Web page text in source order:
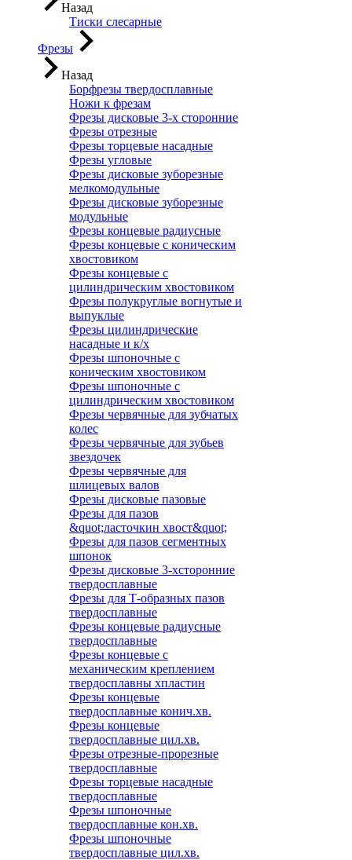
Назад
Тиски слесарные
Фрезы
Назад
Борфрезы твердосплавные
Ножи к фрезам
Фрезы дисковые 3-х сторонние
Фрезы отрезные
Фрезы торцевые насадные
Фрезы угловые
Фрезы дисковые зуборезные
мелкомодульные
Фрезы дисковые зуборезные
модульные
Фрезы концевые радиусные
Фрезы концевые с коническим
хвостовиком
Фрезы концевые с
цилиндрическим хвостовиком
Фрезы полукруглые вогнутые и
выпуклые
Фрезы цилиндрические
насадные и к/х
Фрезы шпоночные с
коническим хвостовиком
Фрезы шпоночные с
цилиндрическим хвостовиком
Фрезы червячные для зубчатых
колес
Фрезы червячные для зубьев
звездочек
Фрезы червячные для
шлицевых валов
Фрезы дисковые пазовые
Фрезы для пазов
&quot;ласточкин хвост&quot;
Фрезы для пазов сегментных
шпонок
Фрезы дисковые 3-хсторонние
твердосплавные
Фрезы для Т-образных пазов
твердосплавные
Фрезы концевые радиусные
твердосплавные
Фрезы концевые с
механическим креплением
твердосплавны хпластин
Фрезы концевые
твердосплавные конич.хв.
Фрезы концевые
твердосплавные цил.хв.
Фрезы отрезные-прорезные
твердосплавные
Фрезы торцевые насадные
твердосплавные
Фрезы шпоночные
твердосплавные кон.хв.
Фрезы шпоночные
твердосплавные цил.хв.